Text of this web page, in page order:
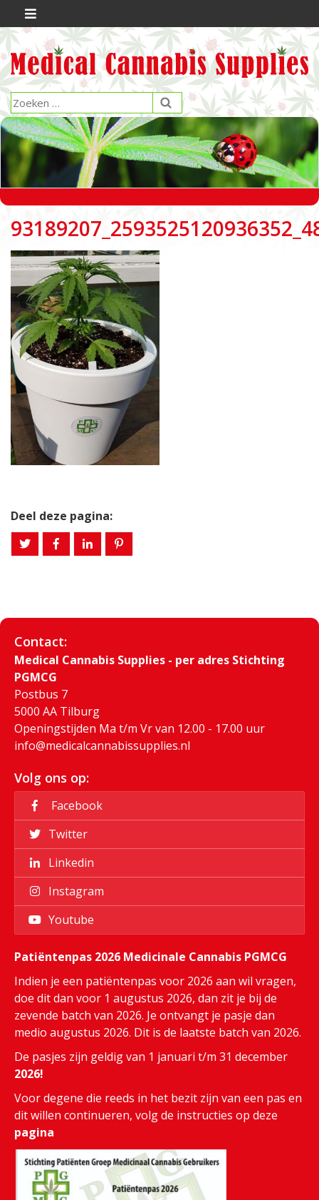
Deel deze pagina:
Contact:
Medical Cannabis Supplies - per adres Stichting
PGMCG
Postbus 7
5000 AA Tilburg
Openingstijden Ma t/m Vr van 12.00 - 17.00 uur
info@medicalcannabissupplies.nl
Volg ons op:
Facebook
Twitter
Linkedin
Instagram
Youtube
Patiëntenpas 2026 Medicinale Cannabis PGMCG
Indien je een patiëntenpas voor 2026 aan wil vragen,
doe dit dan voor 1 augustus 2026, dan zit je bij de
zevende batch van 2026. Je ontvangt je pasje dan
medio augustus 2026. Dit is de laatste batch van 2026.
De pasjes zijn geldig van 1 januari t/m 31 december
2026!
Voor degene die reeds in het bezit zijn van een pas en
dit willen continueren, volg de instructies op deze
pagina